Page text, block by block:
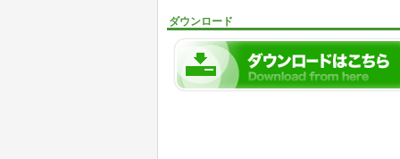
ダウンロード